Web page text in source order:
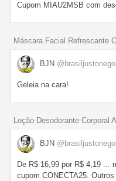
Cupom MIAU2MSB com
Máscara Facial Refrescante
BJN
Geleia na cara!
Loção Desodorante Corporal
BJN
De R$ 16,99 por R$ 4,19 ...
cupom CONECTA25.